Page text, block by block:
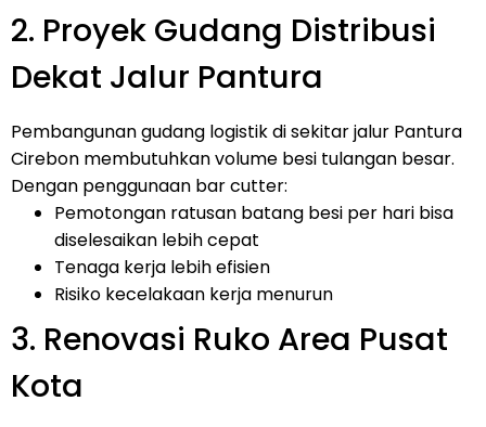
2. Proyek Gudang Distribusi
Dekat Jalur Pantura
Pembangunan gudang logistik di sekitar jalur Pantura
Cirebon membutuhkan volume besi tulangan besar.
Dengan penggunaan bar cutter:
Pemotongan ratusan batang besi per hari bisa
diselesaikan lebih cepat
Tenaga kerja lebih efisien
Risiko kecelakaan kerja menurun
3. Renovasi Ruko Area Pusat
Kota